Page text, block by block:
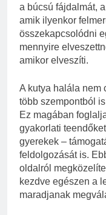
a búcsú fájdalmát,
amik ilyenkor
összekapcsolódni
mennyire
amikor elveszíti.
A kutya halála nem
több szempontból
Ez magában
gyakorlati
gyerekek –
feldolgozását is.
oldalról
kezdve egészen a
maradjanak